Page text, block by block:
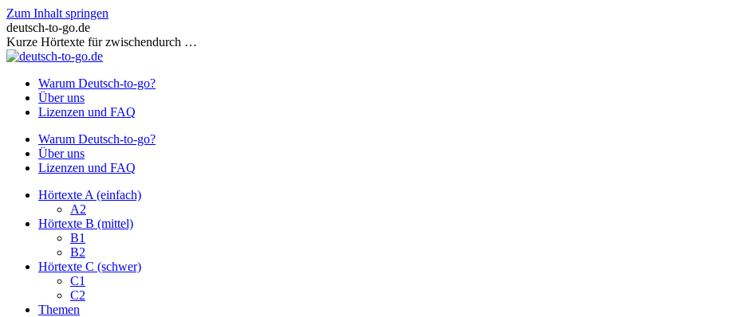
Zum Inhalt springen
deutsch-to-go.de
Kurze Hörtexte für zwischendurch …
Warum Deutsch-to-go?
Über uns
Lizenzen und FAQ
Warum Deutsch-to-go?
Über uns
Lizenzen und FAQ
Hörtexte A (einfach)
A2
Hörtexte B (mittel)
B1
B2
Hörtexte C (schwer)
C1
C2
Themen